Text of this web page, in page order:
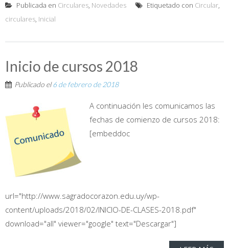
Publicada en Circulares, Novedades Etiquetado con Circular,
circulares, Inicial
Inicio de cursos 2018
Publicado el6 de febrero de 2018
A continuación les comunicamos las
fechas de comienzo de cursos 2018:
[embeddoc
url="http://www.sagradocorazon.edu.uy/wp-
content/uploads/2018/02/INICIO-DE-CLASES-2018.pdf"
download="all" viewer="google" text="Descargar"]